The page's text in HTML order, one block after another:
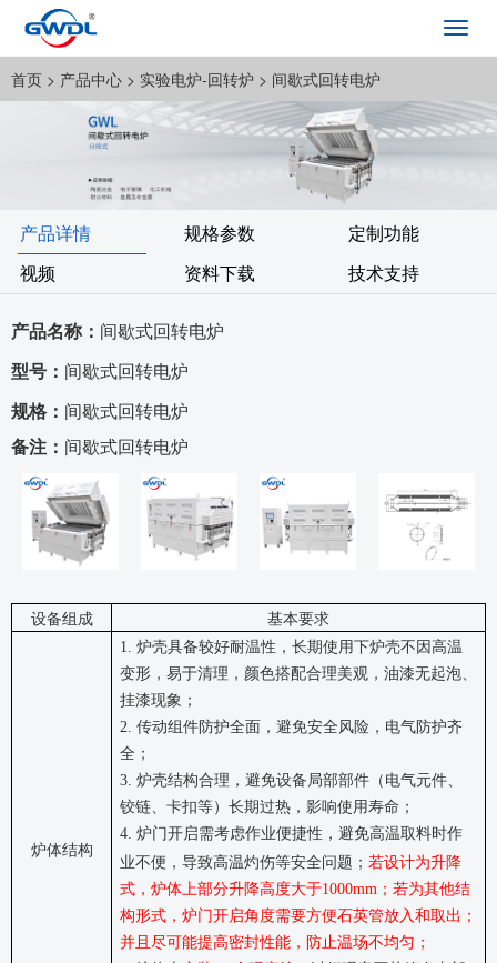
首页 > 产品中心 > 实验电炉-回转炉 > 间歇式回转电炉
产品详情 规格参数
定制功能
视频
资料下载 技术支持
产品名称： 间歇式回转电炉
型号： 间歇式回转电炉
规格： 间歇式回转电炉
备注： 间歇式回转电炉
设备组成 基本要求
炉体结构
1. 炉壳具备较好耐温性，长期使用下炉壳不因高温
变形，易于清理，颜色搭配合理美观，油漆无起泡、
挂漆现象；
2. 传动组件防护全面，避免安全风险，电气防护齐
全；
3. 炉壳结构合理，避免设备局部部件（电气元件、
铰链、卡扣等）长期过热，影响使用寿命；
4. 炉门开启需考虑作业便捷性，避免高温取料时作
业不便，导致高温灼伤等安全问题； 若设计为升降
式， 炉体上部分升降高度大于1000mm ； 若为其他结
构形式，炉门开启角度需要方便石英管放入和取出；
并且 尽可能提高密封性能，防止温场不均匀；